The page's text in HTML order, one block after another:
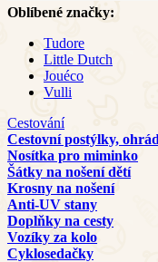
Oblíbené značky:
Tudore
Little Dutch
Jouéco
Vulli
Cestování
Cestovní postýlky,
Nosítka pro miminko
Šátky na nošení dětí
Krosny na nošení
Anti-UV stany
Doplňky na cesty
Vozíky za kolo
Cyklosedačky